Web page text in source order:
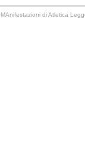
di Atletica